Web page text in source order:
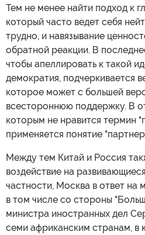
Тем не менее найти подход к
который часто ведет себя
трудно, и навязывание
обратной реакции. В
чтобы апеллировать к такой
демократия, подчеркивается
которое может с большей
всестороннюю поддержку. В
которым не нравится термин
применяется понятие
Между тем Китай и Россия
воздействие на
частности, Москва в ответ на
в том числе со стороны
министра иностранных дел
семи африканским странам, в